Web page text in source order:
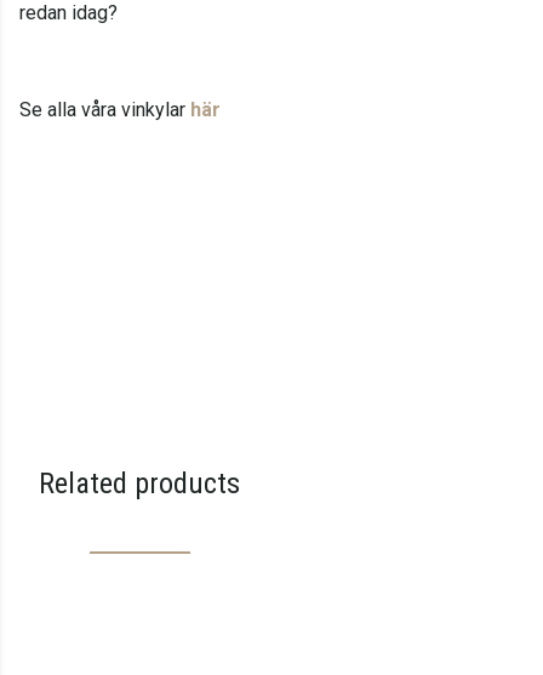
redan idag?
Se alla våra vinkylar här
Related products